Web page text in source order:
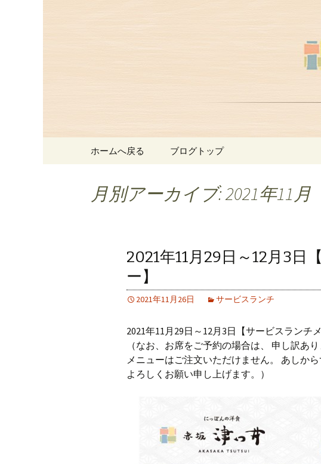
赤坂にある
コンテンツへ移動
ホームへ戻る ブログトップ
月別アーカイブ: 2021年11月
2021年11月29日～12月3日
ー】
2021年11月26日 サービスランチ
2021年11月29日～12月3日【サービスランチ
（なお、お席をご予約の場合は、 申し訳あ
メニューはご注文いただけません。 あしか
よろしくお願い申し上げます。）